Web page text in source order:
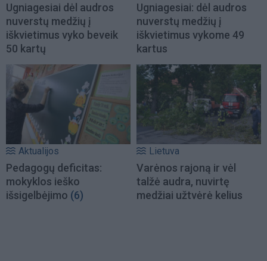
Ugniagesiai dėl audros
nuverstų medžių į
iškvietimus vyko beveik
50 kartų
Ugniagesiai: dėl audros
nuverstų medžių į
iškvietimus vykome 49
kartus
Aktualijos
Pedagogų deficitas:
mokyklos ieško
išsigelbėjimo (6)
Lietuva
Varėnos rajoną ir vėl
talžė audra, nuvirtę
medžiai užtvėrė kelius